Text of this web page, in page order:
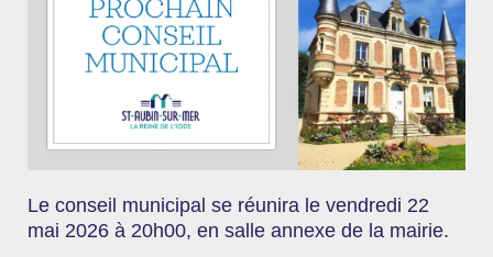
Le conseil municipal se réunira le vendredi 22
mai 2026 à 20h00, en salle annexe de la mairie.